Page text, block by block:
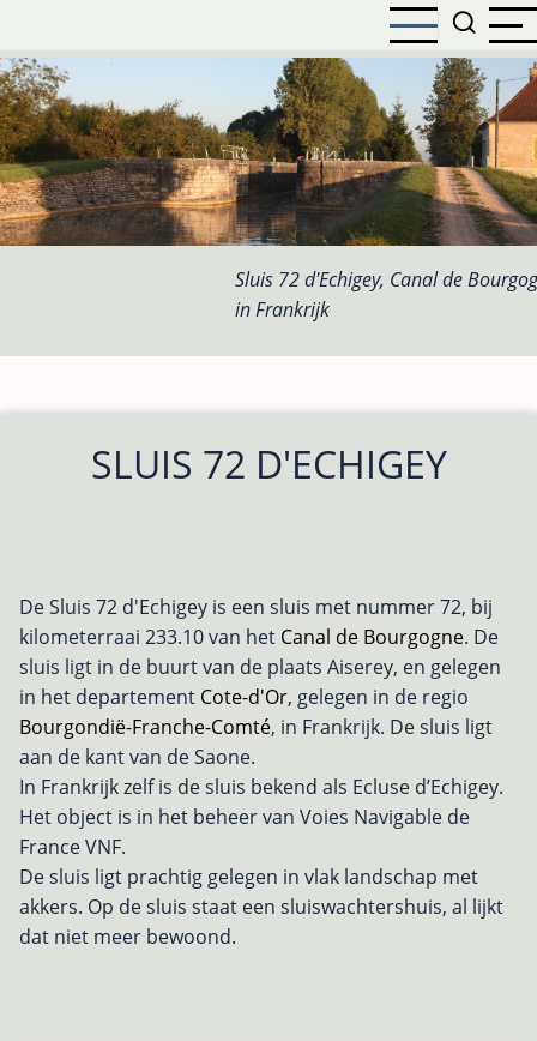
naar
de
inhoud
gaan
Sluis 72 d'Echigey, Canal de
in Frankrijk
SLUIS 72 D'ECHIGEY
De Sluis 72 d'Echigey is een sluis met nummer 72, bij
kilometerraai 233.10 van het Canal de Bourgogne. De
sluis ligt in de buurt van de plaats Aiserey, en gelegen
in het departement Cote-d'Or, gelegen in de regio
Bourgondië-Franche-Comté, in Frankrijk. De sluis ligt
aan de kant van de Saone.
In Frankrijk zelf is de sluis bekend als Ecluse d’Echigey.
Het object is in het beheer van Voies Navigable de
France VNF.
De sluis ligt prachtig gelegen in vlak landschap met
akkers. Op de sluis staat een sluiswachtershuis, al lijkt
dat niet meer bewoond.